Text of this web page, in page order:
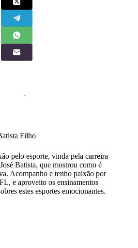
Filho
pelo esporte, vinda pela carreira
Batista, que mostrou como é
Acompanho e tenho paixão por
e aproveito os ensinamentos
estes esportes emocionantes.